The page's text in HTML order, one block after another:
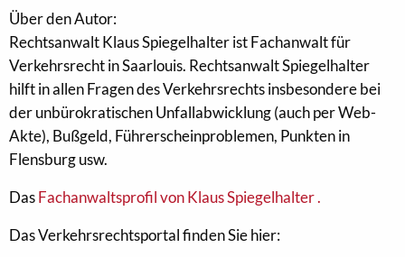
Über den Autor:
Rechtsanwalt Klaus Spiegelhalter ist Fachanwalt für
Verkehrsrecht in Saarlouis. Rechtsanwalt Spiegelhalter
hilft in allen Fragen des Verkehrsrechts insbesondere bei
der unbürokratischen Unfallabwicklung (auch per Web-
Akte), Bußgeld, Führerscheinproblemen, Punkten in
Flensburg usw.
DasFachanwaltsprofil von Klaus Spiegelhalter .
Das Verkehrsrechtsportal finden Sie hier: